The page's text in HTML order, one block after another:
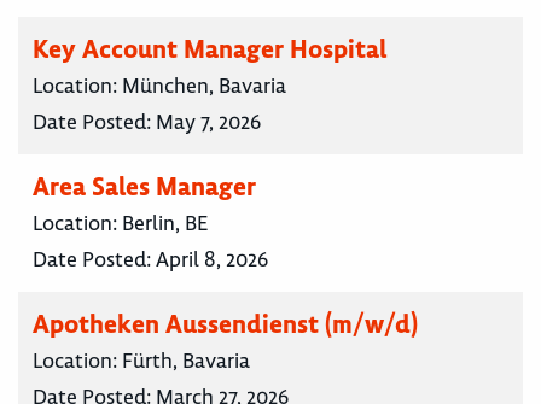
Key Account Manager Hospital
Location: München, Bavaria
Date Posted: May 7, 2026
Area Sales Manager
Location: Berlin, BE
Date Posted:April 8, 2026
Apotheken Aussendienst (m/w/d)
Location: Fürth, Bavaria
Date Posted: March 27, 2026